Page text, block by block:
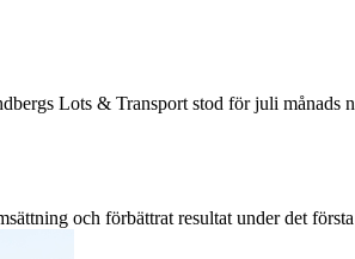
Lots & Transport stod för juli månads
och förbättrat resultat under det